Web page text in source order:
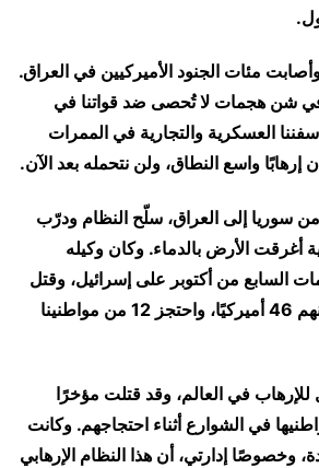
وأصابت مئات الجنود الأميركيين في العراق.
في شن هجمات لا تُحصى ضد قواتنا في
العسكرية والتجارية في الممرات
إرهابًا واسع النطاق، ولن نتحمله بعد الآن.
سوريا إلى العراق، سلّح النظام ودرّب
أغرقت الأرض بالدماء. وكان وكيله
السابع من أكتوبر على إسرائيل، وقتل
أكثر من ألف مدني، بينهم 46 أميركيًا، واحتجز 12 من مواطنينا
للإرهاب في العالم، وقد قتلت مؤخرًا
في الشوارع أثناء احتجاجهم. وكانت
وخصوصًا إدارتي، أن هذا النظام الإرهابي